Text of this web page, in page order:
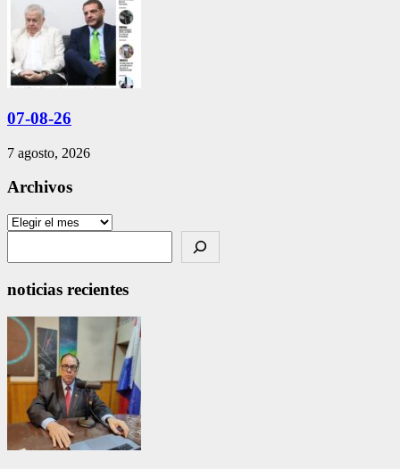
07-08-26
7 agosto, 2026
Archivos
Archivos
noticias recientes